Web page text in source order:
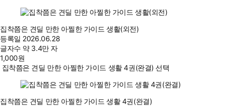
집착쯤은 견딜 만한 아찔한 가이드 생활(외전)
등록일 2026.06.28
글자수 약 3.4만 자
1,000원
집착쯤은 견딜 만한 아찔한 가이드 생활 4권(완결) 선택
집착쯤은 견딜 만한 아찔한 가이드 생활 4권(완결)